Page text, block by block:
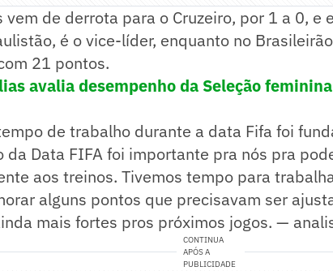
vem de derrota para o Cruzeiro, por 1 a 0,
é o vice-líder, enquanto no
21 pontos.
avalia desempenho da Seleção
de trabalho durante a data Fifa foi
da Data FIFA foi importante pra nós pra
aos treinos. Tivemos tempo para
alguns pontos que precisavam ser
mais fortes pros próximos jogos. —
CONTINUA
APÓS A
PUBLICIDADE